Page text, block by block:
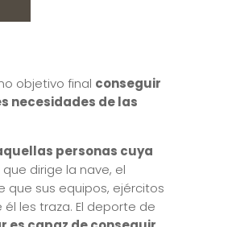
objetivo final conseguir
necesidades de las
personas cuya
que dirige la nave, el
sus equipos, ejércitos
les traza. El deporte de